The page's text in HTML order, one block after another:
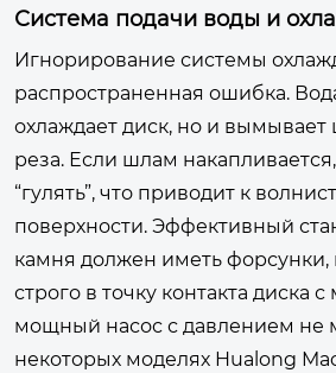
Система подачи воды и
Игнорирование системы
распространенная ошибка.
охлаждает диск, но и
реза. Если шлам
“гулять”, что приводит к
поверхности. Эффективный
камня должен иметь
строго в точку контакта диска
мощный насос с давлением не
некоторых моделях Hualong